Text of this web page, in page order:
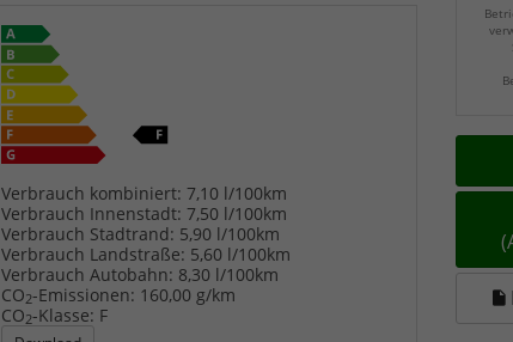
Verbrauch kombiniert: 7,10 l/100km
Verbrauch Innenstadt: 7,50 l/100km
Verbrauch Stadtrand: 5,90 l/100km
Verbrauch Landstraße: 5,60 l/100km
Verbrauch Autobahn: 8,30 l/100km
CO2-Emissionen: 160,00 g/km
CO2-Klasse: F